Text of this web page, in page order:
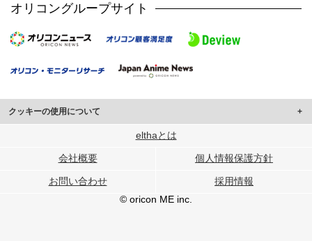
オリコングループサイト
クッキーの使用について
このサイトでは Cookie を使用して、ユーザーに合わせたコンテンツや広告の
行っています。
メディアや広告配信、データ解析の各パートナーに提供しています。
各パートナーは、この情報とユーザーが各パートナーに提供した他の情報や、
ユーザーが各パートナーのサービスを使用したときに収集した他の情報を組み
elthaとは
会社概要 個人情報保護方針
お問い合わせ
採用情報
© oricon ME inc.